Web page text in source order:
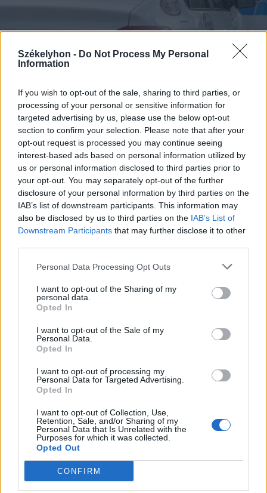
Székelyhon - Do Not Process My Personal
Information
If you wish to opt-out of the sale, sharing to third parties, or
processing of your personal or sensitive information for
targeted advertising by us, please use the below opt-out
section to confirm your selection. Please note that after your
opt-out request is processed you may continue seeing
interest-based ads based on personal information utilized by
us or personal information disclosed to third parties prior to
your opt-out. You may separately opt-out of the further
disclosure of your personal information by third parties on the
IAB’s list of downstream participants. This information may
also be disclosed by us to third parties on the IAB’s List of
Downstream Participants that may further disclose it to other
Personal Data Processing Opt Outs
I want to opt-out of the Sharing of my
personal data.
Opted In
I want to opt-out of the Sale of my
Personal Data.
Opted In
I want to opt-out of processing my
Personal Data for Targeted Advertising.
Opted In
I want to opt-out of Collection, Use,
Retention, Sale, and/or Sharing of my
Personal Data that Is Unrelated with the
Purposes for which it was collected.
Opted Out
CONFIRM
Két autó ütközött, négy felnőttet
és két kiskorút szállítottak
kórházba
2026. június 05., péntek
Besurrant egy lakásba és több mint
2000 lejt emelt el egy pénztárcából